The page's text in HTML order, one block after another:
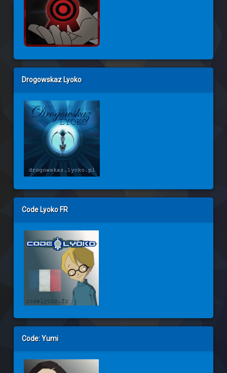
Drogowskaz Lyoko
Code Lyoko FR
Code: Yumi